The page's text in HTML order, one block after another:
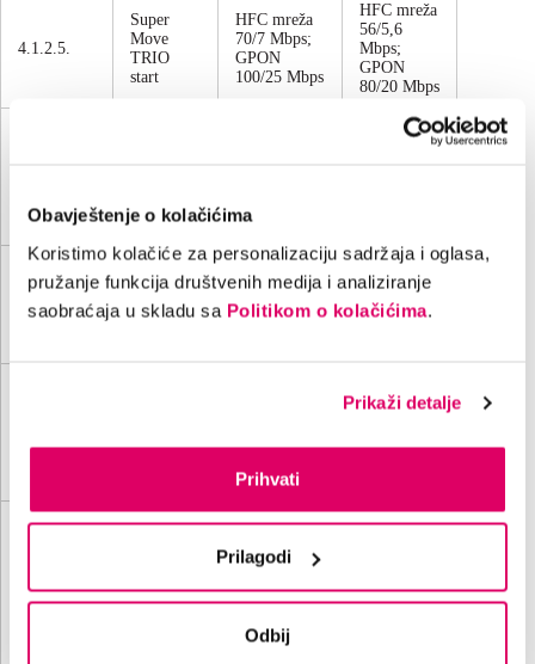
Obavještenje o kolačićima
Koristimo kolačiće za personalizaciju sadržaja i oglasa,
pružanje funkcija društvenih medija i analiziranje
saobraćaja u skladu sa Politikom o kolačićima.
Prikaži detalje
Prihvati
Prilagodi
Odbij
4.1.2.5.
Super
Move
TRIO
start
HFC mreža
70/7 Mbps;
GPON
100/25 Mbps
HFC mreža
56/5,6
Mbps;
GPON
80/20 Mbps
HFC mreža
4.1.2.7.
Super
Move
QUADRO
HFC mreža
70/7 Mbps;
GPON
HFC mreža
56/5,6
Mbps;
GPON
QUADRO
72/5,6
U cijenu pretplate *supernova paketa sa uslugom fiksne
od 0,04 KM/poziv.
smart STB-a ili pristupni podaci za smart TV aplikaciju za
tačkom 1. Cjenovnika.